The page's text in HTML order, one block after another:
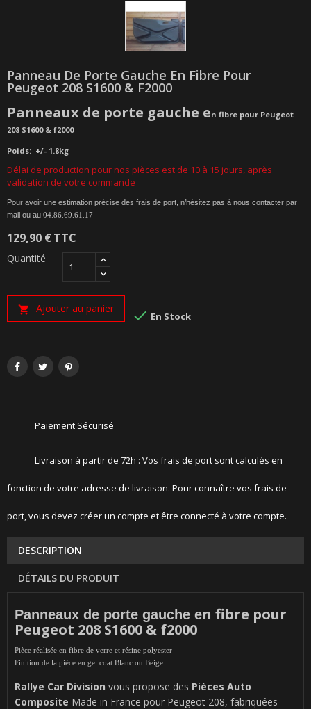
Panneau De Porte Gauche En Fibre Pour
Peugeot 208 S1600 & F2000
Panneaux de porte gauche en fibre pour Peugeot
208 S1600 & f2000
Poids: +/- 1.8kg
Délai de production pour nos pièces est de 10 à 15 jours, après
validation de votre commande
Pour avoir une estimation précise des frais de port, n’hésitez pas à nous contacter par
mail ou au 04.86.69.61.17
129,90 €TTC
Quantité
 Ajouter au panier  En Stock
Paiement Sécurisé
Livraison à partir de 72h : Vos frais de port sont calculés en
fonction de votre adresse de livraison. Pour connaître vos frais de
port, vous devez créer un compte et être connecté à votre compte.
DESCRIPTION
DÉTAILS DU PRODUIT
Panneaux de porte gauche en fibre pour
Peugeot 208 S1600 & f2000
Pièce réalisée en fibre de verre et résine polyester
Finition de la pièce en gel coat Blanc ou Beige
Rallye Car Division vous propose des Pièces Auto
Composite Made in France pour Peugeot 208, fabriquées